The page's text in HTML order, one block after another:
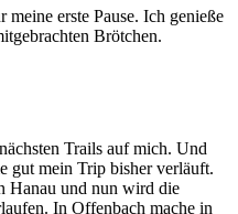
erste Pause. Ich genieße
Brötchen.
Trails auf mich. Und
gut mein Trip bisher verläuft.
Hanau und nun wird die
In Offenbach mache in